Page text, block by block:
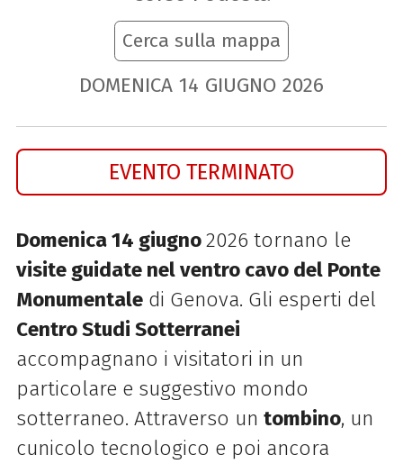
Cerca sulla mappa
DOMENICA 14 GIUGNO 2026
EVENTO TERMINATO
Domenica 14 giugno2026 tornano le
visite guidate nel ventro cavo del Ponte
Monumentaledi Genova. Gli esperti del
Centro Studi Sotterranei
accompagnano i visitatori in un
particolare e suggestivo mondo
sotterraneo. Attraverso un tombino, un
cunicolo tecnologico e poi ancora